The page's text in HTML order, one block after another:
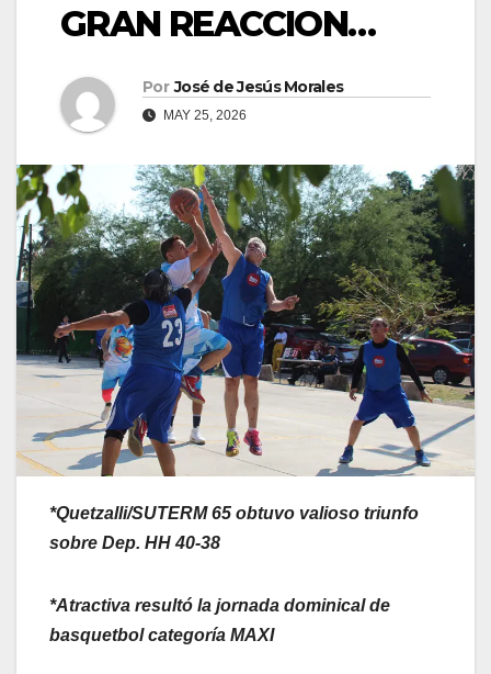
GRAN REACCION…
Por José de Jesús Morales
MAY 25, 2026
*Quetzalli/SUTERM 65 obtuvo valioso triunfo
sobre Dep. HH 40-38
*Atractiva resultó la jornada dominical de
basquetbol categoría MAXI